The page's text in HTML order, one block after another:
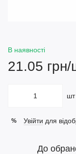
В наявності
21.05 грн/
шт
% Увійти для
До